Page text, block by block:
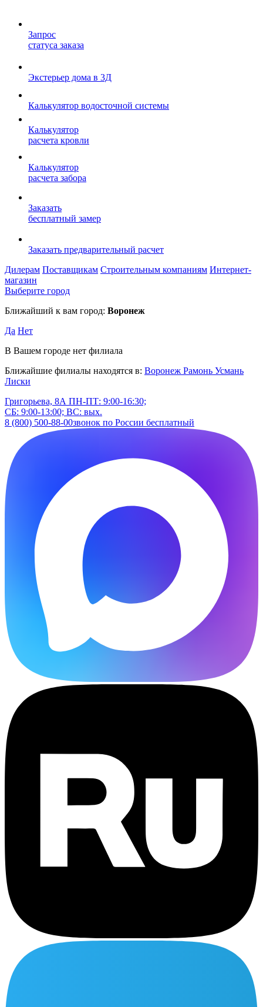
Запрос
статуса заказа
Экстерьер дома в 3Д
Калькулятор водосточной системы
Калькулятор
расчета кровли
Калькулятор
расчета забора
Заказать
бесплатный замер
Заказать предварительный расчет
Дилерам Поставщикам Строительным компаниям Интернет-
магазин
Выберите город
Ближайший к вам город: Воронеж
Да Нет
В Вашем городе нет филиала
Ближайшие филиалы находятся в: Воронеж Рамонь Усмань
Лиски
Григорьева, 8А ПН-ПТ: 9:00-16:30;
СБ: 9:00-13:00; ВС: вых.
8 (800) 500-88-00звонок по России бесплатный